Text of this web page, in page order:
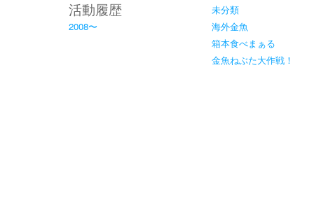
活動履歴
2008〜
未分類
海外金魚
箱本食べまぁる
金魚ねぶた大作戦！